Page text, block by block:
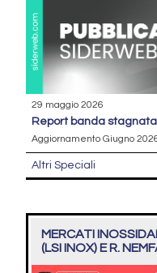
29 maggio 2026
report banda
Aggiornamento Giugno
Altri Speciali
MERCATI
(LSI INOX) E R.